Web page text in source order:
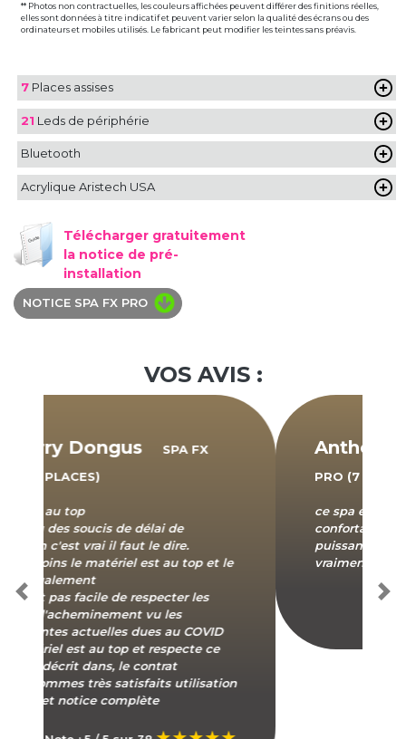
** Photos non contractuelles, les couleurs affichées peuvent différer des finitions réelles,
elles sont données à titre indicatif et peuvent varier selon la qualité des écrans ou des
ordinateurs et mobiles utilisés. Le fabricant peut modifier les teintes sans préavis.
7 Places assises
21 Leds de périphérie
Bluetooth
Acrylique Aristech USA
Télécharger gratuitement
la notice de pré-
installation
NOTICE SPA FX PRO
VOS AVIS :
Anthony Valerin
SPA FX
PRO (7 PLACES)
ce spa est vraiment grand et
confortable la seul chose un peu
puissant mais sans regret je le conseil
vraiment pour les pros
Note : 4 / 5 sur 38
Previous